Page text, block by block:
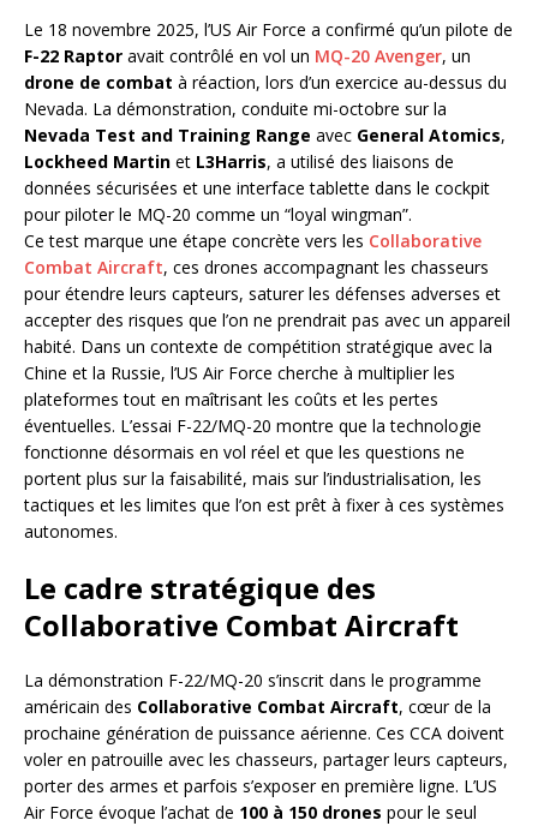
Le 18 novembre 2025, l’US Air Force a confirmé qu’un pilote de
F-22 Raptor avait contrôlé en vol un MQ-20 Avenger, un
drone de combat à réaction, lors d’un exercice au-dessus du
Nevada. La démonstration, conduite mi-octobre sur la
Nevada Test and Training Range avec General Atomics,
Lockheed Martin et L3Harris, a utilisé des liaisons de
données sécurisées et une interface tablette dans le cockpit
pour piloter le MQ-20 comme un “loyal wingman”.
Ce test marque une étape concrète vers les Collaborative
Combat Aircraft, ces drones accompagnant les chasseurs
pour étendre leurs capteurs, saturer les défenses adverses et
accepter des risques que l’on ne prendrait pas avec un appareil
habité. Dans un contexte de compétition stratégique avec la
Chine et la Russie, l’US Air Force cherche à multiplier les
plateformes tout en maîtrisant les coûts et les pertes
éventuelles. L’essai F-22/MQ-20 montre que la technologie
fonctionne désormais en vol réel et que les questions ne
portent plus sur la faisabilité, mais sur l’industrialisation, les
tactiques et les limites que l’on est prêt à fixer à ces systèmes
autonomes.
Le cadre stratégique des
Collaborative Combat Aircraft
La démonstration F-22/MQ-20 s’inscrit dans le programme
américain des Collaborative Combat Aircraft, cœur de la
prochaine génération de puissance aérienne. Ces CCA doivent
voler en patrouille avec les chasseurs, partager leurs capteurs,
porter des armes et parfois s’exposer en première ligne. L’US
Air Force évoque l’achat de 100 à 150 drones pour le seul